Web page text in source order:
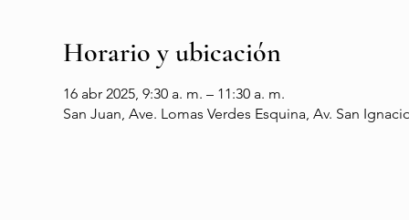
Horario y ubicación
16 abr 2025, 9:30 a. m. – 11:30 a. m.
San Juan, Ave. Lomas Verdes Esquina, Av. San